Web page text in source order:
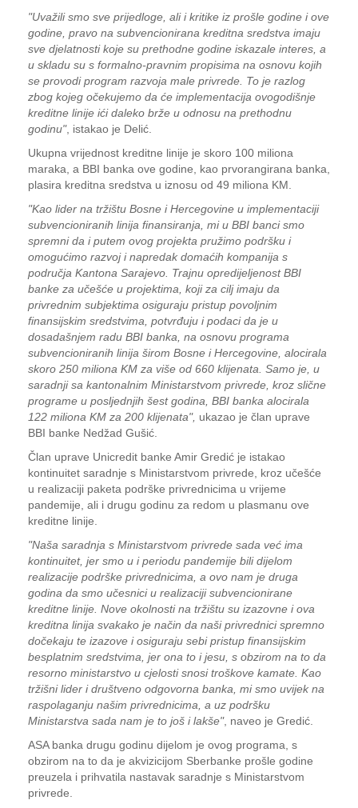
"Uvažili smo sve prijedloge, ali i kritike iz prošle godine i ove
godine, pravo na subvencionirana kreditna sredstva imaju
sve djelatnosti koje su prethodne godine iskazale interes, a
u skladu su s formalno-pravnim propisima na osnovu kojih
se provodi program razvoja male privrede. To je razlog
zbog kojeg očekujemo da će implementacija ovogodišnje
kreditne linije ići daleko brže u odnosu na prethodnu
godinu", istakao je Delić.
Ukupna vrijednost kreditne linije je skoro 100 miliona
maraka, a BBI banka ove godine, kao prvorangirana banka,
plasira kreditna sredstva u iznosu od 49 miliona KM.
"Kao lider na tržištu Bosne i Hercegovine u implementaciji
subvencioniranih linija finansiranja, mi u BBI banci smo
spremni da i putem ovog projekta pružimo podršku i
omogućimo razvoj i napredak domaćih kompanija s
područja Kantona Sarajevo. Trajnu opredijeljenost BBI
banke za učešće u projektima, koji za cilj imaju da
privrednim subjektima osiguraju pristup povoljnim
finansijskim sredstvima, potvrđuju i podaci da je u
dosadašnjem radu BBI banka, na osnovu programa
subvencioniranih linija širom Bosne i Hercegovine, alocirala
skoro 250 miliona KM za više od 660 klijenata. Samo je, u
saradnji sa kantonalnim Ministarstvom privrede, kroz slične
programe u posljednjih šest godina, BBI banka alocirala
122 miliona KM za 200 klijenata", ukazao je član uprave
BBI banke Nedžad Gušić.
Član uprave Unicredit banke Amir Gredić je istakao
kontinuitet saradnje s Ministarstvom privrede, kroz učešće
u realizaciji paketa podrške privrednicima u vrijeme
pandemije, ali i drugu godinu za redom u plasmanu ove
kreditne linije.
"Naša saradnja s Ministarstvom privrede sada već ima
kontinuitet, jer smo u i periodu pandemije bili dijelom
realizacije podrške privrednicima, a ovo nam je druga
godina da smo učesnici u realizaciji subvencionirane
kreditne linije. Nove okolnosti na tržištu su izazovne i ova
kreditna linija svakako je način da naši privrednici spremno
dočekaju te izazove i osiguraju sebi pristup finansijskim
besplatnim sredstvima, jer ona to i jesu, s obzirom na to da
resorno ministarstvo u cjelosti snosi troškove kamate. Kao
tržišni lider i društveno odgovorna banka, mi smo uvijek na
raspolaganju našim privrednicima, a uz podršku
Ministarstva sada nam je to još i lakše", naveo je Gredić.
ASA banka drugu godinu dijelom je ovog programa, s
obzirom na to da je akvizicijom Sberbanke prošle godine
preuzela i prihvatila nastavak saradnje s Ministarstvom
privrede.